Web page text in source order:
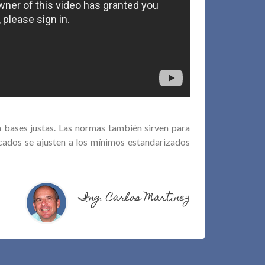
justas. Las normas también sirven para
se ajusten a los mínimos estandarizados
Ing. Carlos Martinez